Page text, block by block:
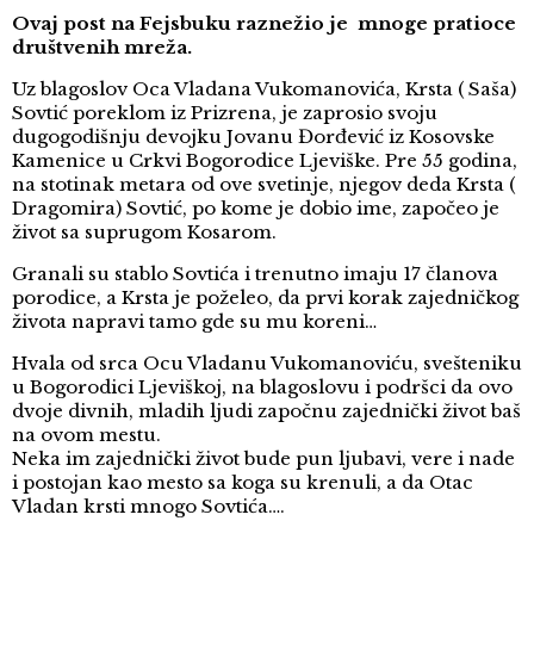
Ovaj post na Fejsbuku raznežio je mnoge pratioce
društvenih mreža.
Uz blagoslov Oca Vladana Vukomanovića, Krsta ( Saša)
Sovtić poreklom iz Prizrena, je zaprosio svoju
dugogodišnju devojku Jovanu Đorđević iz Kosovske
Kamenice u Crkvi Bogorodice Ljeviške. Pre 55 godina,
na stotinak metara od ove svetinje, njegov deda Krsta (
Dragomira) Sovtić, po kome je dobio ime, započeo je
život sa suprugom Kosarom.
Granali su stablo Sovtića i trenutno imaju 17 članova
porodice, a Krsta je poželeo, da prvi korak zajedničkog
života napravi tamo gde su mu koreni…
Hvala od srca Ocu Vladanu Vukomanoviću, svešteniku
u Bogorodici Ljeviškoj, na blagoslovu i podršci da ovo
dvoje divnih, mladih ljudi započnu zajednički život baš
na ovom mestu.
Neka im zajednički život bude pun ljubavi, vere i nade
i postojan kao mesto sa koga su krenuli, a da Otac
Vladan krsti mnogo Sovtića….